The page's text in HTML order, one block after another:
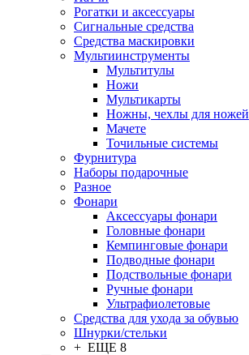
Рогатки и аксессуары
Сигнальные средства
Средства маскировки
Мультиинструменты
Мультитулы
Ножи
Мультикарты
Ножны, чехлы для ножей
Мачете
Точильные системы
Фурнитура
Наборы подарочные
Разное
Фонари
Аксессуары фонари
Головные фонари
Кемпинговые фонари
Подводные фонари
Подствольные фонари
Ручные фонари
Ультрафиолетовые
Средства для ухода за обувью
Шнурки/стельки
+ ЕЩЕ 8